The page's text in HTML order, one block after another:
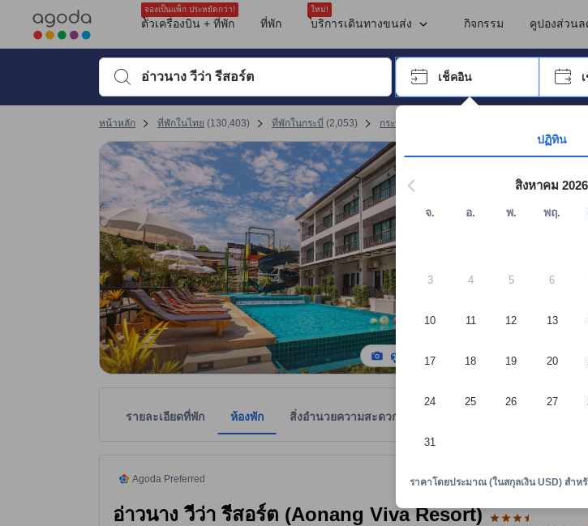
จองเป็นแพ็ก ประหยัดกว่า!
ตั๋วเครื่องบิน + ที่พัก ที่พัก
ใหม่!
บริการเดินทางขนส่ง กิจกรรม คูปองส่วนล
พิมพ์ชื่อที่พักหรือคำที่ต้องการค้นหา จากนั้นใช้ปุ่มลูกศรหรือปุ่ม Tab เพื่อเลื่อนหาคำที่ต้องการ แล้วกดปุ่ม Enter
เช็คอิน
กด Enter เพื่อเลือกวันที่ ใช้ปุ่มลูกศรเพื่อเ
ปฏิทิน
สิงหาคม 2026
จ. อ. พ. พฤ.
3 4 5 6
10 11 12 13
17 18 19 20
24 25 26 27
31
ราคาโดยประมาณ (ในสกุลเงิน USD) สำ
หน้าหลัก ที่พักในไทย (130,403) ที่พักในกระบี่ (2,053) กระบี่ รีสอร์ต
ดูรูปทั้งหมด
รายละเอียดที่พัก ห้องพัก สิ่งอำนวยความสะดวก
Agoda Preferred
อ่าวนาง วีว่า รีสอร์ต (Aonang Viva Resort)
รีวิวทั้งหมดของอโกด้ามาจากผู้เข้าพักจริง ซึ่งเขียนหลังจากการเดินทางไปเข้าพัก ดังนั้น คะแนนรีวิวและความคิดเห็นที่แส
คะแนนรีวิวที่ได้รับล่าสุด
คะแนนรีวิว 10 ครั้งล่าสุดของที่พัก
8.8 9.6 10 10 9.6 9.6
ความสะอาด 8.5 เต็ม 10 คะแนน ถือว่าได้คะแนนสูงในกระบี่
สิ่งอำนวยความสะดวก 8.2 เต็ม 10 คะแนน ถือว่าได้คะแนนสูงในกระบี่
ทำเลที่ตั้ง 8.3 เต็ม 10 คะแนน ถือว่าได้คะแนนสูงในกระบี่
ความสะดวกสบายและคุณภาพของห้องพัก 8.2 เต็ม 10 คะแนน
การให้บริการของพนักงาน 8.5 เต็ม 10 คะแนน ถือว่าได้คะแนนสูงในกระบี่
คุ้มค่ากับเงินที่จ่าย 8.4 เต็ม 10 คะแนน ถือว่าได้คะแนนสูงในกระบี่
Mentioned in 274 reviews
Mentioned in 252 reviews
Mentioned in 219 reviews
Mentioned in 208 reviews
Mentioned in 193 reviews
Mentioned in 97 reviews
ความสะดวกสบายของห้องพัก
Mentioned in 95 reviews
Mentioned in 76 reviews
Mentioned in 56 reviews